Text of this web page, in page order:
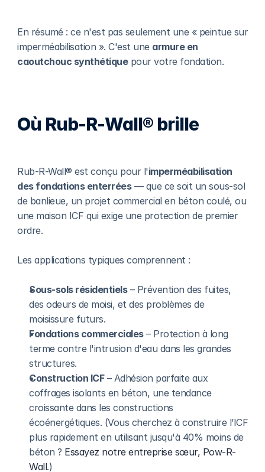
En résumé : ce n'est pas seulement une « peintue sur
imperméabilisation ». C'est une armure en
caoutchouc synthétique pour votre fondation.
Où Rub-R-Wall® brille
Rub-R-Wall® est conçu pour l'imperméabilisation
des fondations enterrées — que ce soit un sous-sol
de banlieue, un projet commercial en béton coulé, ou
une maison ICF qui exige une protection de premier
ordre.
Les applications typiques comprennent :
Sous-sols résidentiels – Prévention des fuites,
des odeurs de moisi, et des problèmes de
moisissure futurs.
Fondations commerciales – Protection à long
terme contre l'intrusion d'eau dans les grandes
structures.
Construction ICF – Adhésion parfaite aux
coffrages isolants en béton, une tendance
croissante dans les constructions
écoénergétiques. (Vous cherchez à construire l’ICF
plus rapidement en utilisant jusqu'à 40% moins de
béton ? Essayez notre entreprise sœur, Pow-R-
Wall.)